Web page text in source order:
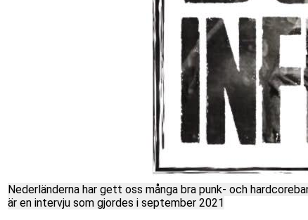
Nederländerna har gett oss många bra punk- och
är en intervju som gjordes i september 2021